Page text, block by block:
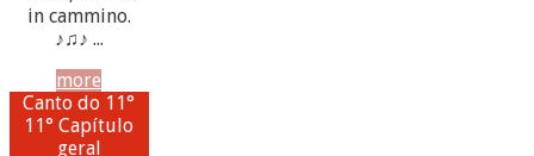
in cammino.
♪♫♪ ...
more
Canto do 11°
11° Capítulo
geral